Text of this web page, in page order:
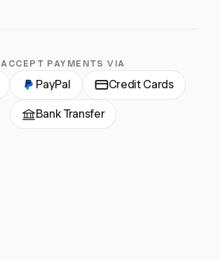
ACCEPT PAYMENTS VIA
PayPal Credit Cards
Bank Transfer